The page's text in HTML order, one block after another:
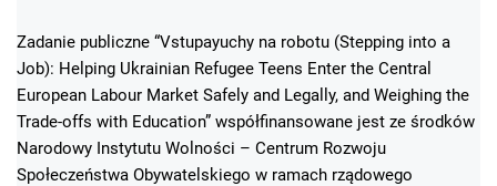
Zadanie publiczne “Vstupayuchy na robotu (Stepping into a
Job): Helping Ukrainian Refugee Teens Enter the Central
European Labour Market Safely and Legally, and Weighing the
Trade-offs with Education” współfinansowane jest ze środków
Narodowy Instytutu Wolności – Centrum Rozwoju
Społeczeństwa Obywatelskiego w ramach rządowego